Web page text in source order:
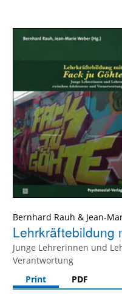
Bernhard Rauh & Jean-
Lehrkräftebildung
Junge Lehrerinnen und
Verantwortung
Print
PDF